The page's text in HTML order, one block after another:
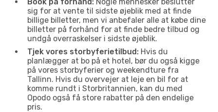
sig for at vente til sidste øjeblik med at finde
billige billetter, men vi anbefaler alle at købe dine
billetter på forhånd for at finde bedre tilbud og
undgå overraskelser i sidste øjeblik.
Tjek vores storbyferietilbud: Hvis du
planlægger at bo på et hotel, bør du også kigge
på vores storbyferier og weekendture fra
Tallinn. Hvis du overvejer at leje en bil for at
komme rundt i Storbritannien, kan du med
Opodo også få store rabatter på den endelige
pris.